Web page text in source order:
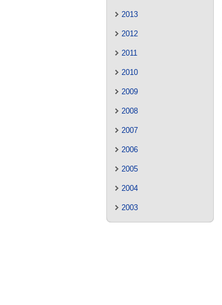
2013
2012
2011
2010
2009
2008
2007
2006
2005
2004
2003